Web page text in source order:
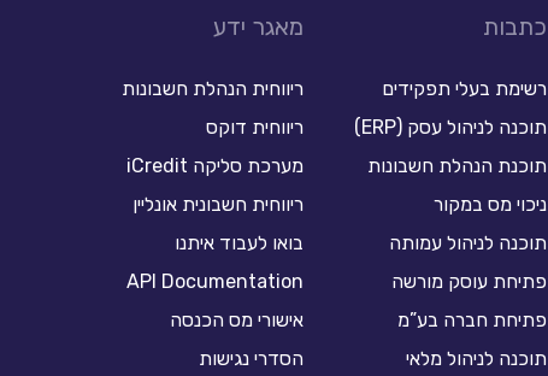
כתבות
רשימת בעלי תפקידים
תוכנה לניהול עסק (ERP)
תוכנת הנהלת חשבונות
ניכוי מס במקור
תוכנה לניהול עמותה
פתיחת עוסק מורשה
פתיחת חברה בע”מ
תוכנה לניהול מלאי
מאגר ידע
ריווחית הנהלת חשבונות
ריווחית דוקס
מערכת סליקה iCredit
ריווחית חשבונית אונליין
בואו לעבוד איתנו
API Documentation
אישורי מס הכנסה
הסדרי נגישות